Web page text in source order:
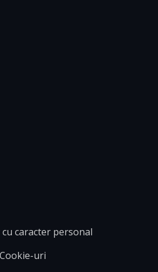
caracter personal
uri